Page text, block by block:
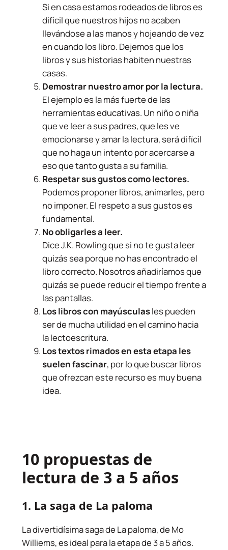
Si en casa estamos rodeados de libros es
difícil que nuestros hijos no acaben
llevándose a las manos y hojeando de vez
en cuando los libro. Dejemos que los
libros y sus historias habiten nuestras
casas.
Demostrar nuestro amor por la lectura.
El ejemplo es la más fuerte de las
herramientas educativas. Un niño o niña
que ve leer a sus padres, que les ve
emocionarse y amar la lectura, será difícil
que no haga un intento por acercarse a
eso que tanto gusta a su familia.
Respetar sus gustos como lectores.
Podemos proponer libros, animarles, pero
no imponer. El respeto a sus gustos es
fundamental.
No obligarles a leer.
Dice J.K. Rowling que si no te gusta leer
quizás sea porque no has encontrado el
libro correcto. Nosotros añadiríamos que
quizás se puede reducir el tiempo frente a
las pantallas.
Los libros con mayúsculasles pueden
ser de mucha utilidad en el camino hacia
la lectoescritura.
Los textos rimados en esta etapa les
suelen fascinar, por lo que buscar libros
que ofrezcan este recurso es muy buena
idea.
10 propuestas de
lectura de 3 a 5 años
1. La saga de La paloma
La divertidísima saga de La paloma, de Mo
Williems, es ideal para la etapa de 3 a 5 años.